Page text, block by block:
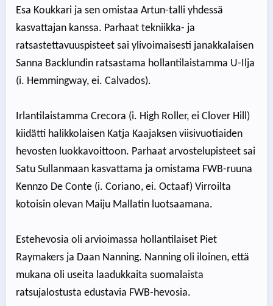
Esa Koukkari ja sen omistaa Artun-talli yhdessä
kasvattajan kanssa. Parhaat tekniikka- ja
ratsastettavuuspisteet sai ylivoimaisesti janakkalaisen
Sanna Backlundin ratsastama hollantilaistamma U-Ilja
(i. Hemmingway, ei. Calvados).
Irlantilaistamma Crecora (i. High Roller, ei Clover Hill)
kiidätti halikkolaisen Katja Kaajaksen viisivuotiaiden
hevosten luokkavoittoon. Parhaat arvostelupisteet sai
Satu Sullanmaan kasvattama ja omistama FWB-ruuna
Kennzo De Conte (i. Coriano, ei. Octaaf) Virroilta
kotoisin olevan Maiju Mallatin luotsaamana.
Estehevosia oli arvioimassa hollantilaiset Piet
Raymakers ja Daan Nanning. Nanning oli iloinen, että
mukana oli useita laadukkaita suomalaista
ratsujalostusta edustavia FWB-hevosia.